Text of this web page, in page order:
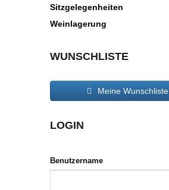
Sitzgelegenheiten
Weinlagerung
WUNSCHLISTE
Meine Wunschliste
LOGIN
Benutzername